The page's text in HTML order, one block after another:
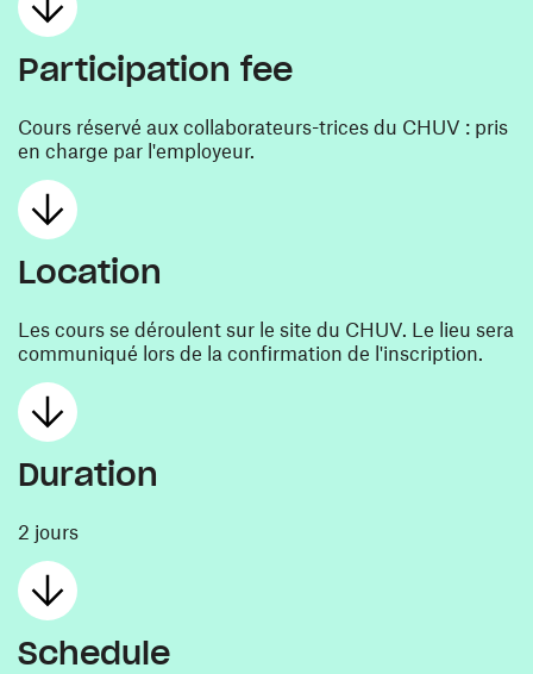
Participation fee
Cours réservé aux collaborateurs-trices du CHUV : pris
en charge par l'employeur.
Location
Les cours se déroulent sur le site du CHUV. Le lieu sera
communiqué lors de la confirmation de l'inscription.
Duration
2 jours
Schedule